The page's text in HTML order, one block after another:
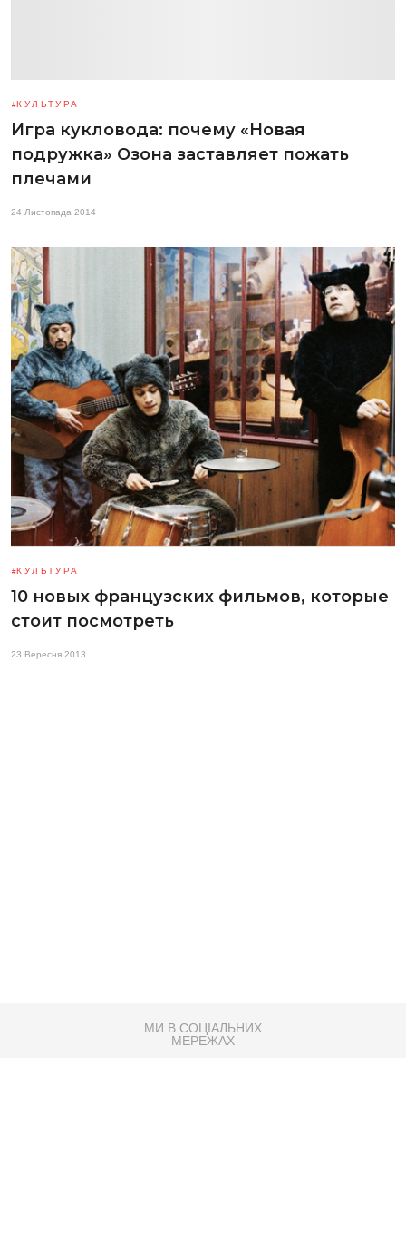
КУЛЬТУРА
Игра кукловода: почему «Новая
подружка» Озона заставляет пожать
плечами
24 Листопада 2014
КУЛЬТУРА
10 новых французских фильмов, которые
стоит посмотреть
23 Вересня 2013
МИ В СОЦІАЛЬНИХ
МЕРЕЖАХ